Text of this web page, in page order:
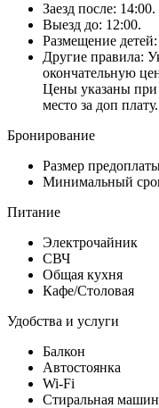
Заезд после: 14:00.
Выезд до: 12:00.
Размещение
Другие правила:
окончательную
Цены указаны
место за доп плату.
Бронирование
Размер
Минимальный
Питание
Электрочайник
СВЧ
Общая кухня
Кафе/Столовая
Удобства и услуги
Балкон
Автостоянка
Wi-Fi
Стиральная